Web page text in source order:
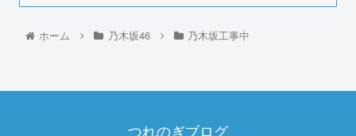
ホーム 乃木坂46 乃木坂工事中
つれのぎブログ